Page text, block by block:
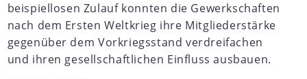
beispiellosen Zulauf konnten die Gewerkschaften
nach dem Ersten Weltkrieg ihre Mitgliederstärke
gegenüber dem Vorkriegsstand verdreifachen
und ihren gesellschaftlichen Einfluss ausbauen.